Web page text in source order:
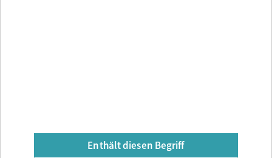
Enthält diesen Begriff